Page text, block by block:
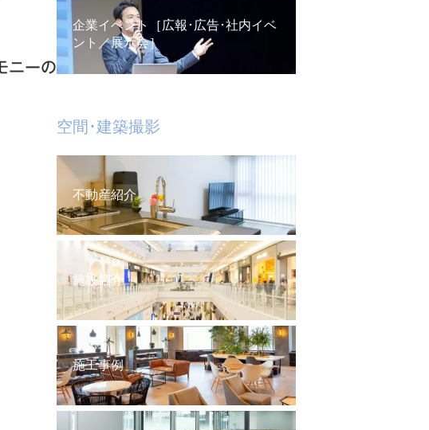
ニーの
企業イベント［広報･広告･社内イベ
ント／展示会］
空間･建築撮影
不動産紹介
施設紹介
施工事例